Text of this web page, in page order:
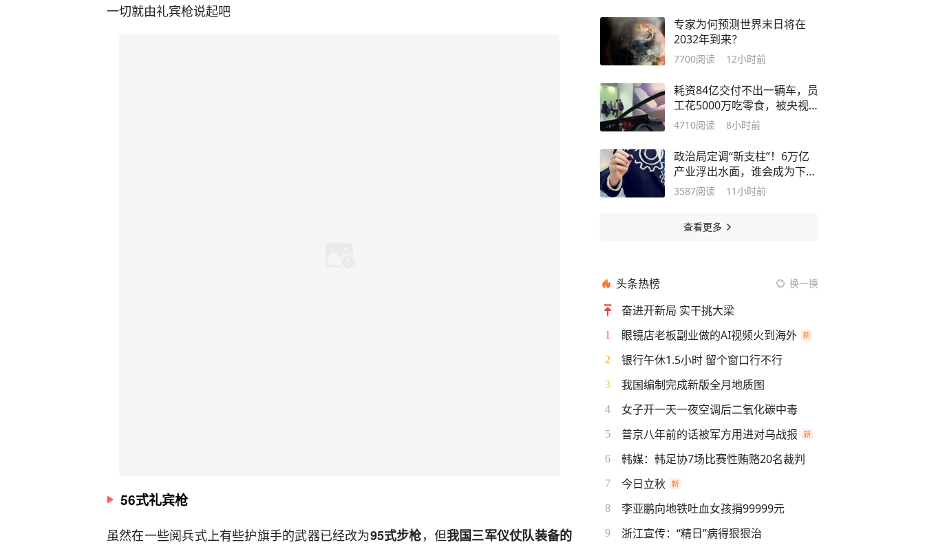
一切就由礼宾枪说起吧
56式礼宾枪
虽然在一些阅兵式上有些护旗手的武器已经改为95式步枪，但我国三军仪仗队装备的
专家为何预测世界末日将在
2032年到来？
7700阅读 12小时前
耗资84亿交付不出一辆车，员
工花5000万吃零食，被央视
痛批后破产
4710阅读 8小时前
政治局定调“新支柱”！6万亿
产业浮出水面，谁会成为下一
个赢家
3587阅读 11小时前
查看更多
头条热榜 换一换
奋进开新局 实干挑大梁
1 眼镜店老板副业做的AI视频火到海外
2 银行午休1.5小时 留个窗口行不行
3 我国编制完成新版全月地质图
4 女子开一天一夜空调后二氧化碳中毒
5 普京八年前的话被军方用进对乌战报
6 韩媒：韩足协7场比赛性贿赂20名裁判
7 今日立秋
8 李亚鹏向地铁吐血女孩捐99999元
9 浙江宣传：“精日”病得狠狠治